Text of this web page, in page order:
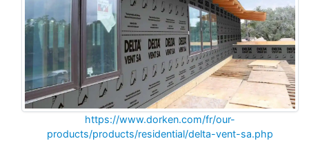
https://www.dorken.com/fr/our-
products/products/residential/delta-vent-sa.php